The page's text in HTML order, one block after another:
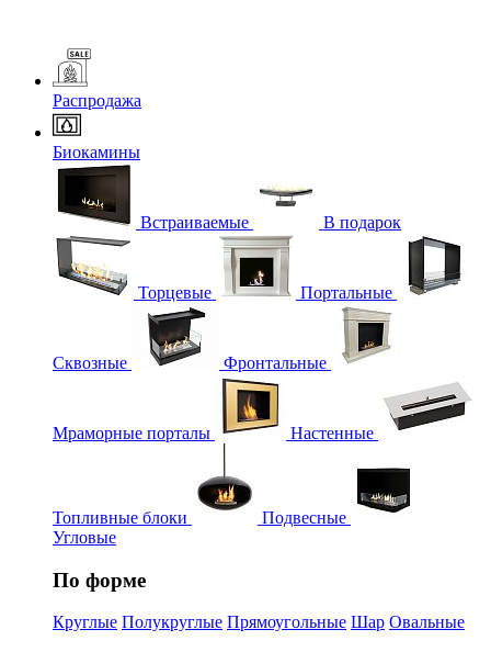
Распродажа
Биокамины
Встраиваемые В подарок
Торцевые Портальные
Сквозные Фронтальные
Мраморные порталы Настенные
Топливные блоки
Подвесные
Угловые
По форме
Круглые Полукруглые Прямоугольные Шар Овальные